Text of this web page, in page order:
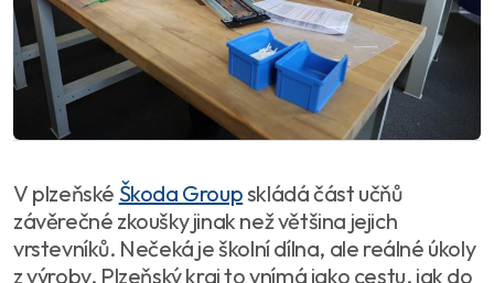
V plzeňské Škoda Groupskládá část učňů
závěrečné zkoušky jinak než většina jejich
vrstevníků. Nečeká je školní dílna, ale reálné úkoly
z výroby. Plzeňský kraj to vnímá jako cestu, jak do